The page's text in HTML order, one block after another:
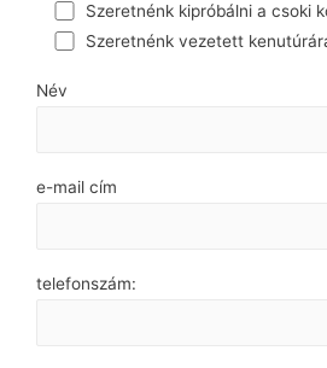
Szeretnénk kipróbálni a csoki
Szeretnénk vezetett
Név
e-mail cím
telefonszám: